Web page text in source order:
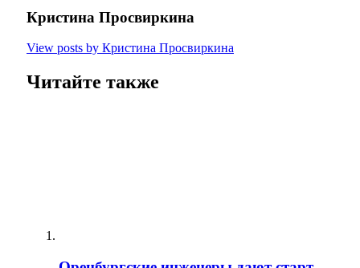
Кристина Просвиркина
View posts by Кристина Просвиркина
Читайте также